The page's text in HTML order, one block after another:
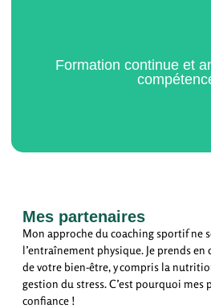
l'INRS. En suivant les principes
en mettant en œuvre des mesures
Formation continue et
pour maintenir un haut niveau de
de prévention des risques. Nos
participent régulièrement à des
pour rester à jour avec les
techniques en matière de
Mes partenaires
Mon approche du coaching sportif ne
l’entraînement physique. Je prends
de votre bien-être, y compris la
gestion du stress. C’est pourquoi mes
confiance !